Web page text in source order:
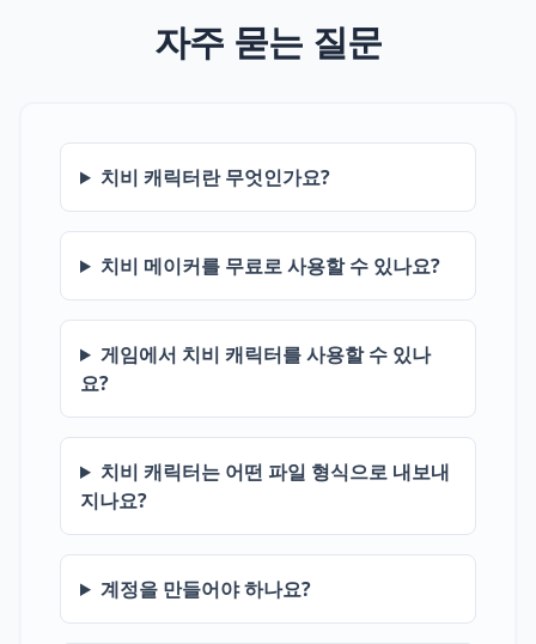
자주 묻는 질문
치비 캐릭터란 무엇인가요?
치비 메이커를 무료로 사용할 수 있나요?
게임에서 치비 캐릭터를 사용할 수 있나
요?
치비 캐릭터는 어떤 파일 형식으로 내보내
지나요?
계정을 만들어야 하나요?